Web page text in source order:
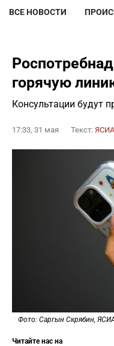
ВСЕ НОВОСТИ
горячую
Консультации будут
17:33, 31 мая Текст: ЯСИА
Фото: Саргын Скрябин,
Читайте нас на